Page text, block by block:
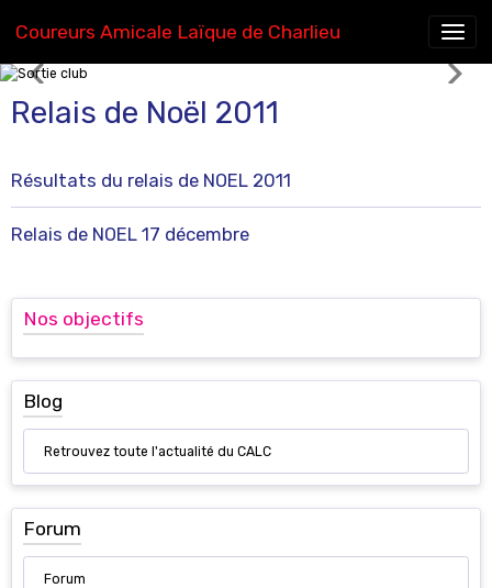
Coureurs Amicale Laïque de Charlieu
Relais de Noël 2011
Résultats du relais de NOEL 2011
Relais de NOEL 17 décembre
Nos objectifs
Blog
Retrouvez toute l'actualité du CALC
Forum
Forum